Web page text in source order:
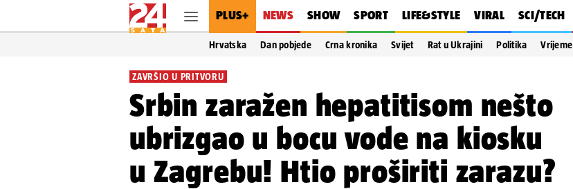
PLUS+ NEWS SHOW SPORT LIFE&STYLE VIRAL SCI/TECH
Hrvatska Dan pobjede Crna kronika Svijet Rat u Ukrajini Politika Vrijeme
ZAVRŠIO U PRITVORU
Srbin zaražen hepatitisom nešto
ubrizgao u bocu vode na kiosku
u Zagrebu! Htio proširiti zarazu?